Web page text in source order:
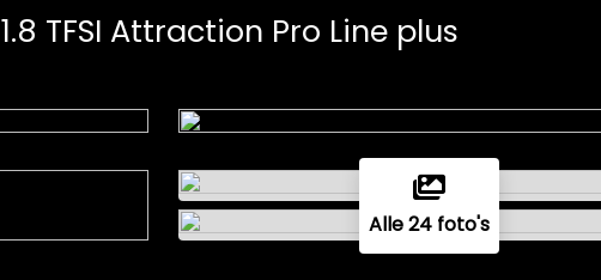
1.8 TFSI Attraction Pro Line plus
Alle 24 foto's